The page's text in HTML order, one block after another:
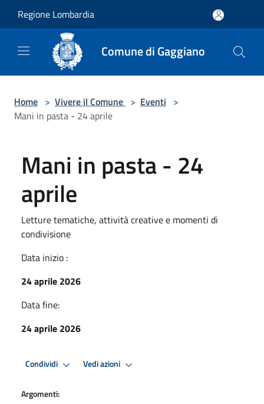
Regione Lombardia
Comune di Gaggiano
Home > Vivere il Comune > Eventi >
Mani in pasta - 24 aprile
Mani in pasta - 24
aprile
Letture tematiche, attività creative e momenti di
condivisione
Data inizio :
24 aprile 2026
Data fine:
24 aprile 2026
Condividi Vedi azioni
Argomenti: